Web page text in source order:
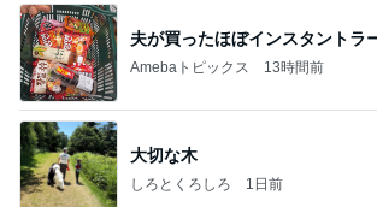
夫が買ったほぼインスタントラ
Amebaトピックス 13時間前
大切な木
しろとくろしろ 1日前